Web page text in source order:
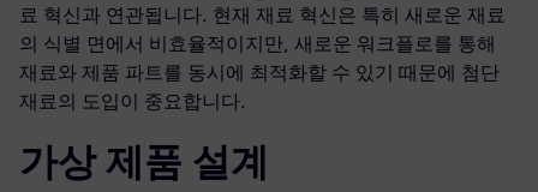
료 혁신과 연관됩니다. 현재 재료 혁신은 특히 새로운 재료
의 식별 면에서 비효율적이지만, 새로운 워크플로를 통해
재료와 제품 파트를 동시에 최적화할 수 있기 때문에 첨단
재료의 도입이 중요합니다.
가상 제품 설계